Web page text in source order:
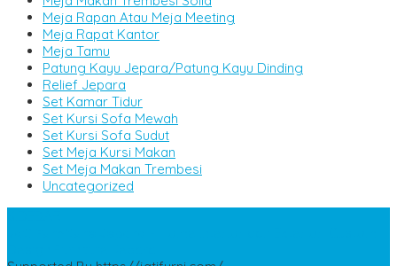
Meja Rapan Atau Meja Meeting
Meja Rapat Kantor
Meja Tamu
Patung Kayu Jepara/Patung Kayu Dinding
Relief Jepara
Set Kamar Tidur
Set Kursi Sofa Mewah
Set Kursi Sofa Sudut
Set Meja Kursi Makan
Set Meja Makan Trembesi
Uncategorized